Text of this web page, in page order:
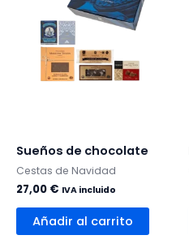
Sueños de chocolate
Cestas de Navidad
27,00 € IVA incluido
Añadir al carrito